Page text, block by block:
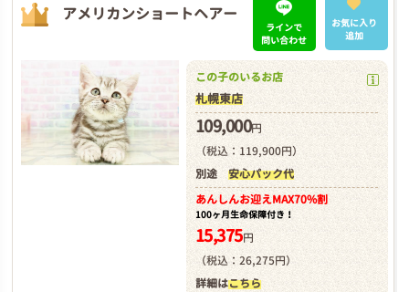
アメリカンショートヘアー
ラインで
問い合わせ
お気に入り
追加
この子のいるお店
札幌東店
109,000円
（税込：119,900円）
別途 安心パック代
あんしんお迎えMAX70%割
100ヶ月生命保障付き！
15,375円
（税込：26,275円）
詳細はこちら